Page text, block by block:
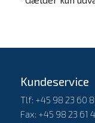
Kundeservice
Tlf: +45 98 23 60
Fax: +45 98 23 61